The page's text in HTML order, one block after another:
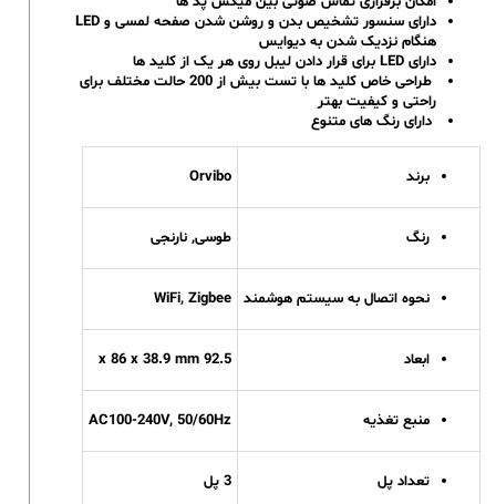
دارای سنسور تشخیص بدن و روشن شدن صفحه لمسی و LED
هنگام نزدیک شدن به دیوایس
دارای LED برای قرار دادن لیبل روی هر یک از کلید ها
طراحی خاص کلید ها با تست بیش از 200 حالت مختلف برای
راحتی و کیفیت بهتر
دارای رنگ های متنوع
برند Orvibo
رنگ طوسی, نارنجی
نحوه اتصال به سیستم هوشمند WiFi, Zigbee
ابعاد 92.5 x 86 x 38.9 mm
منبع تغذیه AC100-240V, 50/60Hz
تعداد پل 3 پل